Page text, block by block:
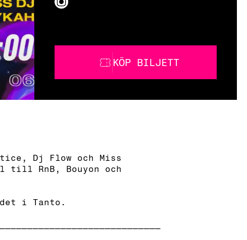
KÖP BILJETT
Dj Flow och Miss
till RnB, Bouyon och
i Tanto.